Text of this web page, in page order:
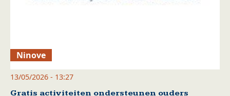
Ninove
13/05/2026 - 13:27
Gratis activiteiten ondersteunen ouders